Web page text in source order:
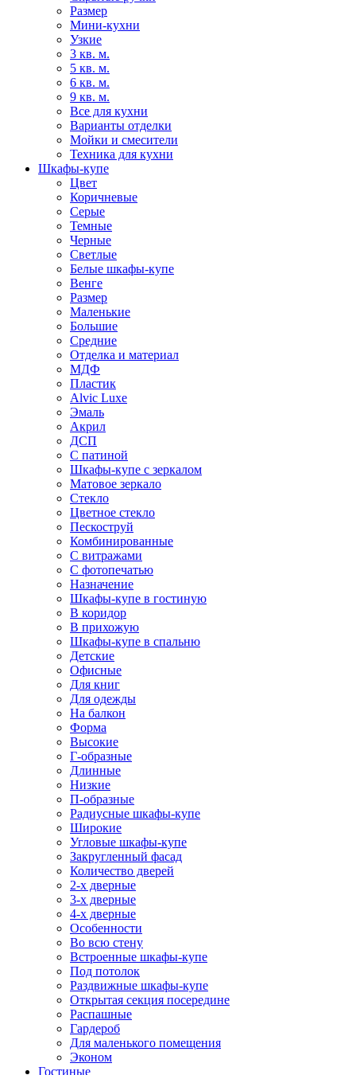
Размер
Мини-кухни
Узкие
3 кв. м.
5 кв. м.
6 кв. м.
9 кв. м.
Все для кухни
Варианты отделки
Мойки и смесители
Техника для кухни
Шкафы-купе
Цвет
Коричневые
Серые
Темные
Черные
Светлые
Белые шкафы-купе
Венге
Размер
Маленькие
Большие
Средние
Отделка и материал
МДФ
Пластик
Alvic Luxe
Эмаль
Акрил
ДСП
С патиной
Шкафы-купе с зеркалом
Матовое зеркало
Стекло
Цветное стекло
Пескоструй
Комбинированные
С витражами
С фотопечатью
Назначение
Шкафы-купе в гостиную
В коридор
В прихожую
Шкафы-купе в спальню
Детские
Офисные
Для книг
Для одежды
На балкон
Форма
Высокие
Г-образные
Длинные
Низкие
П-образные
Радиусные шкафы-купе
Широкие
Угловые шкафы-купе
Закругленный фасад
Количество дверей
2-х дверные
3-х дверные
4-х дверные
Особенности
Во всю стену
Встроенные шкафы-купе
Под потолок
Раздвижные шкафы-купе
Открытая секция посередине
Распашные
Гардероб
Для маленького помещения
Эконом
Гостиные